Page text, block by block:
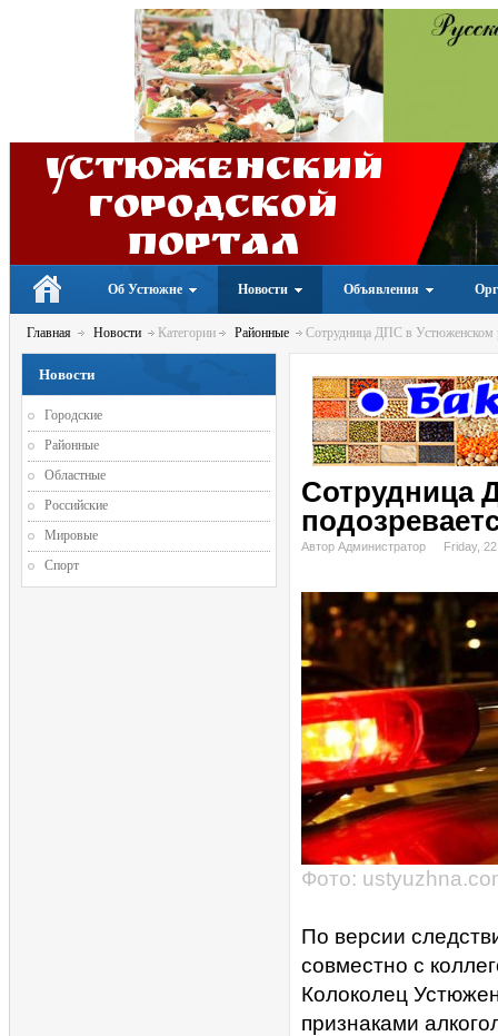
Устюженский
Городской
портал
Об Устюжне Новости Объявления
Главная Новости Категории Районные Сотрудница ДПС в Устюженском
Сотрудница
Автор Администратор Friday,
Фото:
По версии
совместно с
Колоколец
признаками
Новости
Городские
Районные
Областные
Российские
Мировые
Спорт